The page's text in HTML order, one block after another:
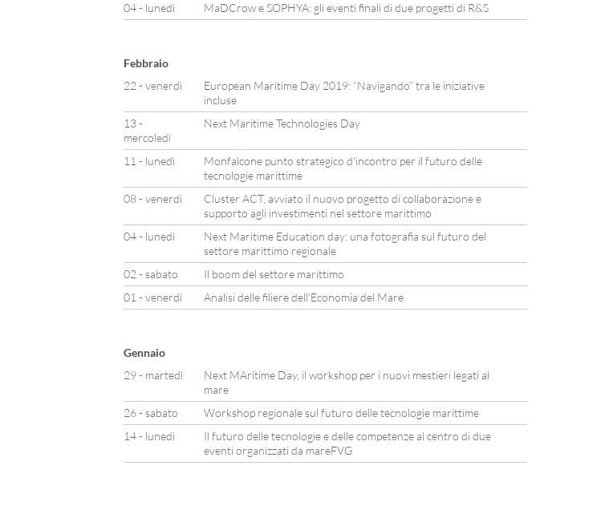
04 - lunedì
MaDCrow e SOPHYA: gli eventi finali di due progetti di R&S
Febbraio
22 - venerdì
European Maritime Day 2019: “Navigando” tra le iniziative
incluse
13 -
mercoledì
Next Maritime Technologies Day
11 - lunedì
Monfalcone punto strategico d’incontro per il futuro delle
tecnologie marittime
08 - venerdì
Cluster ACT, avviato il nuovo progetto di collaborazione e
supporto agli investimenti nel settore marittimo
04 - lunedì
Next Maritime Education day: una fotografia sul futuro del
settore marittimo regionale
02 - sabato
Il boom del settore marittimo
01 - venerdì
Analisi delle filiere dell’Economia del Mare
Gennaio
29 - martedì
Next MAritime Day, il workshop per i nuovi mestieri legati al
mare
26 - sabato
Workshop regionale sul futuro delle tecnologie marittime
14 - lunedì
Il futuro delle tecnologie e delle competenze al centro di due
eventi organizzati da mareFVG